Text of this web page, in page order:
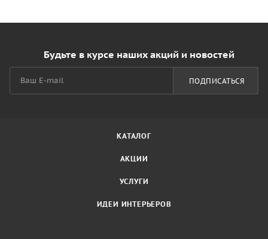
Будьте в курсе наших акций и новостей
ПОДПИСАТЬСЯ
КАТАЛОГ
АКЦИИ
УСЛУГИ
ИДЕИ ИНТЕРЬЕРОВ